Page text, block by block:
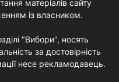
матеріалів сайту
із власником.
"Вибори", носять
за достовірність
несе рекламодавець.